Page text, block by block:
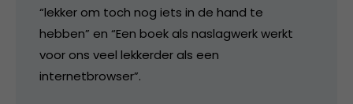
“lekker om toch nog iets in de hand te
hebben” en “Een boek als naslagwerk werkt
voor ons veel lekkerder als een
internetbrowser”.